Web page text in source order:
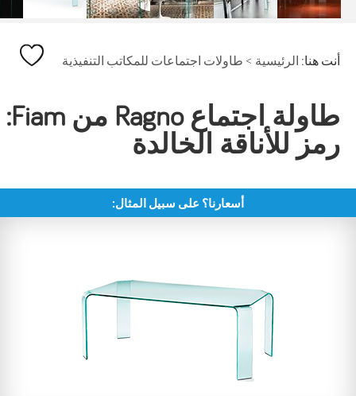
أنت هنا: الرئيسية > طاولات اجتماعات للمكاتب التنفيذية
طاولة اجتماع Ragno من Fiam:
رمز للأناقة الخالدة
أسعارنا؟ على سبيل المثال: